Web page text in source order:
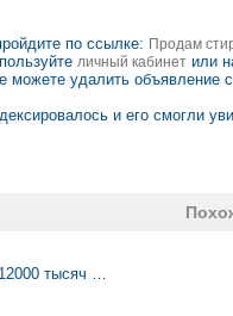
по ссылке: Продам
личный кабинет или
можете удалить объявление
и его смогли
тысяч …